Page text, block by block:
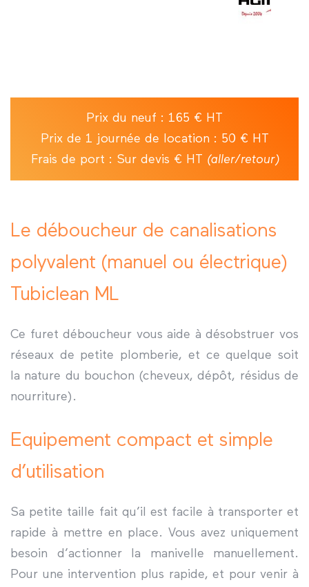
Prix du neuf : 165 € HT
Prix de 1 journée de location : 50 € HT
Frais de port : Sur devis € HT (aller/retour)
Le déboucheur de canalisations
polyvalent (manuel ou électrique)
Tubiclean ML
Ce furet déboucheur vous aide à désobstruer vos
réseaux de petite plomberie, et ce quelque soit
la nature du bouchon (cheveux, dépôt, résidus de
nourriture).
Equipement compact et simple
d’utilisation
Sa petite taille fait qu’il est facile à transporter et
rapide à mettre en place. Vous avez uniquement
besoin d’actionner la manivelle manuellement.
Pour une intervention plus rapide, et pour venir à